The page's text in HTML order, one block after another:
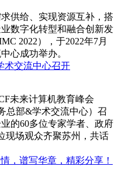
供给、实现资源互补，搭
数字化转型和融合创新发
2022），于2022年7月
心成功举办。
术交流中心召开
未来计算机教育峰会
总部&学术交流中心）召
的60多位专家学者、政府
现场观众齐聚苏州，共话
，谱写华章，精彩分享！